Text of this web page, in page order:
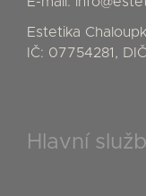
Estetika
IČ: 07754281,
Hlavní